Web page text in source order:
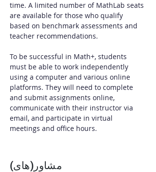
time. A limited number of MathLab seats
are available for those who qualify
based on benchmark assessments and
teacher recommendations.
To be successful in Math+, students
must be able to work independently
using a computer and various online
platforms. They will need to complete
and submit assignments online,
communicate with their instructor via
email, and participate in virtual
meetings and office hours.
مشاور(های)